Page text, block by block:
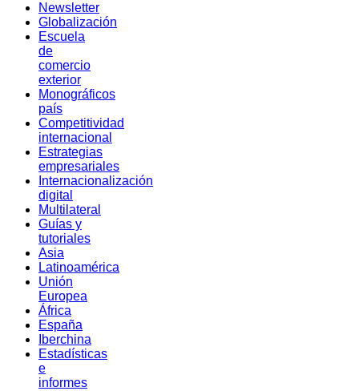
Newsletter
Globalización
Escuela
de
comercio
exterior
Monográficos
país
Competitividad
internacional
Estrategias
empresariales
Internacionalización
digital
Multilateral
Guías y
tutoriales
Asia
Latinoamérica
Unión
Europea
África
España
Iberchina
Estadísticas
e
informes